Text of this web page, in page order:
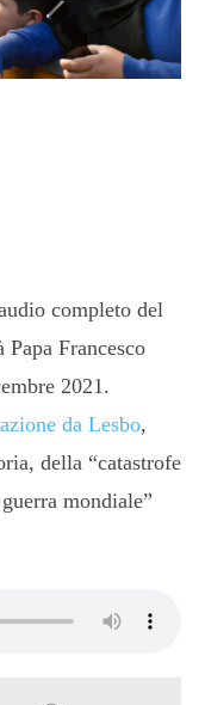
completo del
Francesco
2021.
da Lesbo,
della “catastrofe
mondiale”